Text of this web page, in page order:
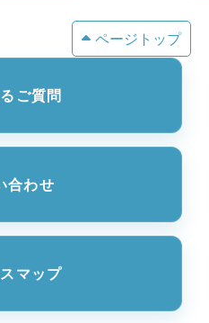
ページトップ
ご質問
合わせ
マップ